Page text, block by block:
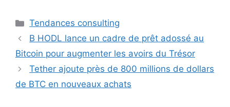
Catégories
Tendances consulting
B HODL lance un cadre de prêt adossé au
Bitcoin pour augmenter les avoirs du Trésor
Tether ajoute près de 800 millions de dollars
de BTC en nouveaux achats